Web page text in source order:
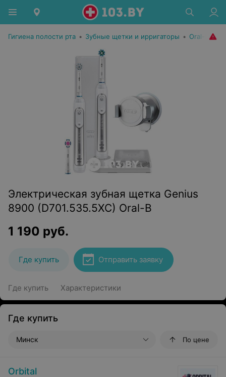
Гигиена полости рта • Зубные щетки и ирригаторы • Oral-B
Электрическая зубная щетка Genius
8900 (D701.535.5XC) Oral-B
1 190 руб.
Где купить Отправить заявку
Где купить Характеристики
Где купить
Минск По цене
Orbital